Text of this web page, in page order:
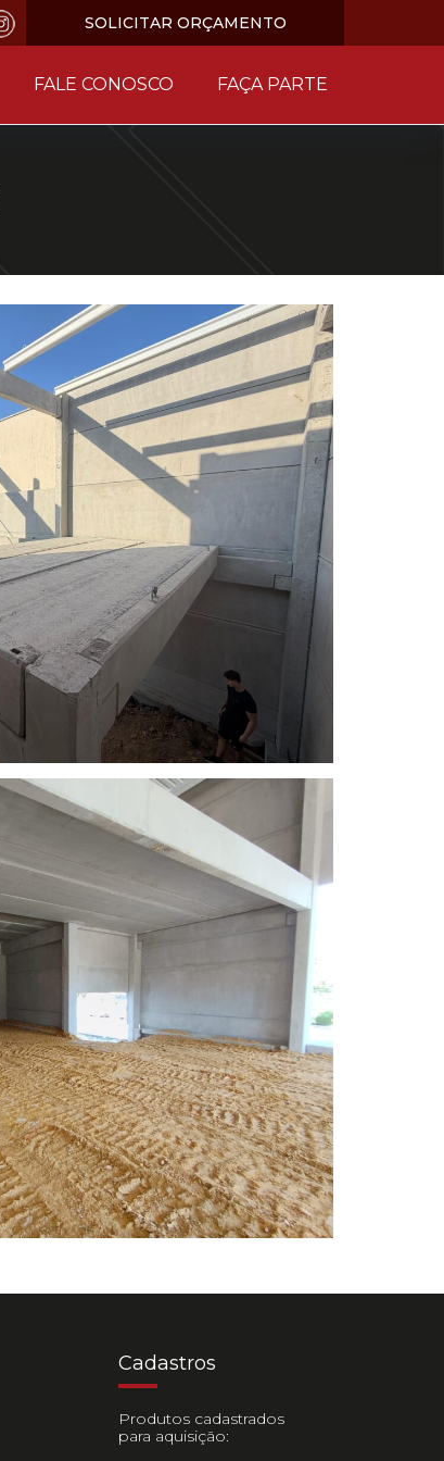
SOLICITAR ORÇAMENTO
FALE CONOSCO FAÇA PARTE
Cadastros
Produtos cadastrados
para aquisição: